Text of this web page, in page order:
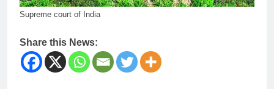
Supreme court of India
Share this News: